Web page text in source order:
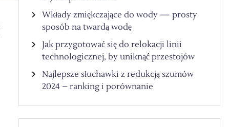
Wkłady zmiękczające do wody — prosty
sposób na twardą wodę
Jak przygotować się do relokacji linii
technologicznej, by uniknąć przestojów
Najlepsze słuchawki z redukcją szumów
2024 – ranking i porównanie